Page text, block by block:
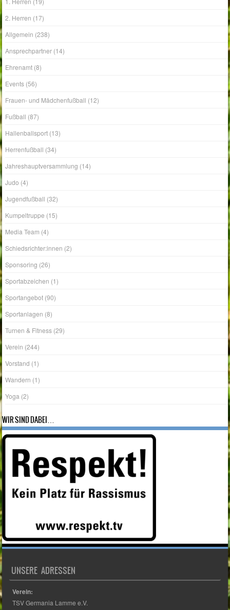
1. Herren (19)
2. Herren (17)
Allgemein (238)
Ansprechpartner (14)
Ehrenamt (8)
Events (56)
Frauen- und Mädchenfußball (12)
Fußball (87)
Hallenballsport (13)
Herrenfußball (34)
Jahreshauptversammlung (14)
Judo (4)
Jugendfußball (32)
Kumpeltruppe (15)
Media Team (4)
Schiedsrichter:innen (2)
Sponsoring (26)
Sportabzeichen (1)
Sportangebot (90)
Sportanlagen (8)
Turnen & Fitness (29)
Verein (244)
Vorstand (1)
Wandern (1)
Yoga (2)
WIR SIND DABEI…
UNSERE ADRESSEN
Verein:
TSV Germania Lamme e.V.